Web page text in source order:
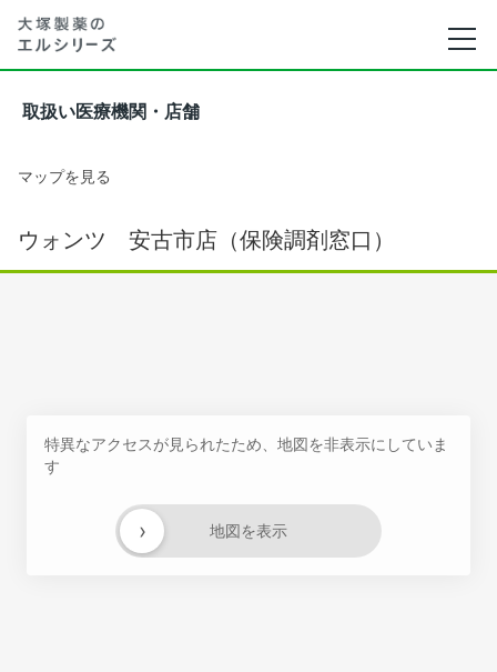
取扱い医療機関・店舗
マップを見る
ウォンツ 安古市店（保険調剤窓口）
特異なアクセスが見られたため、地図を非表示にしていま
す
地図を表示
›